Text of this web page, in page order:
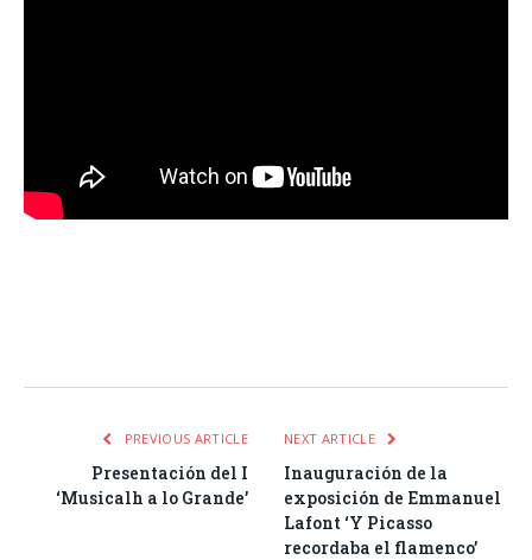
PREVIOUS ARTICLE
Presentación del I
‘Musicalh a lo Grande’
NEXT ARTICLE
Inauguración de la
exposición de Emmanuel
Lafont ‘Y Picasso
recordaba el flamenco’